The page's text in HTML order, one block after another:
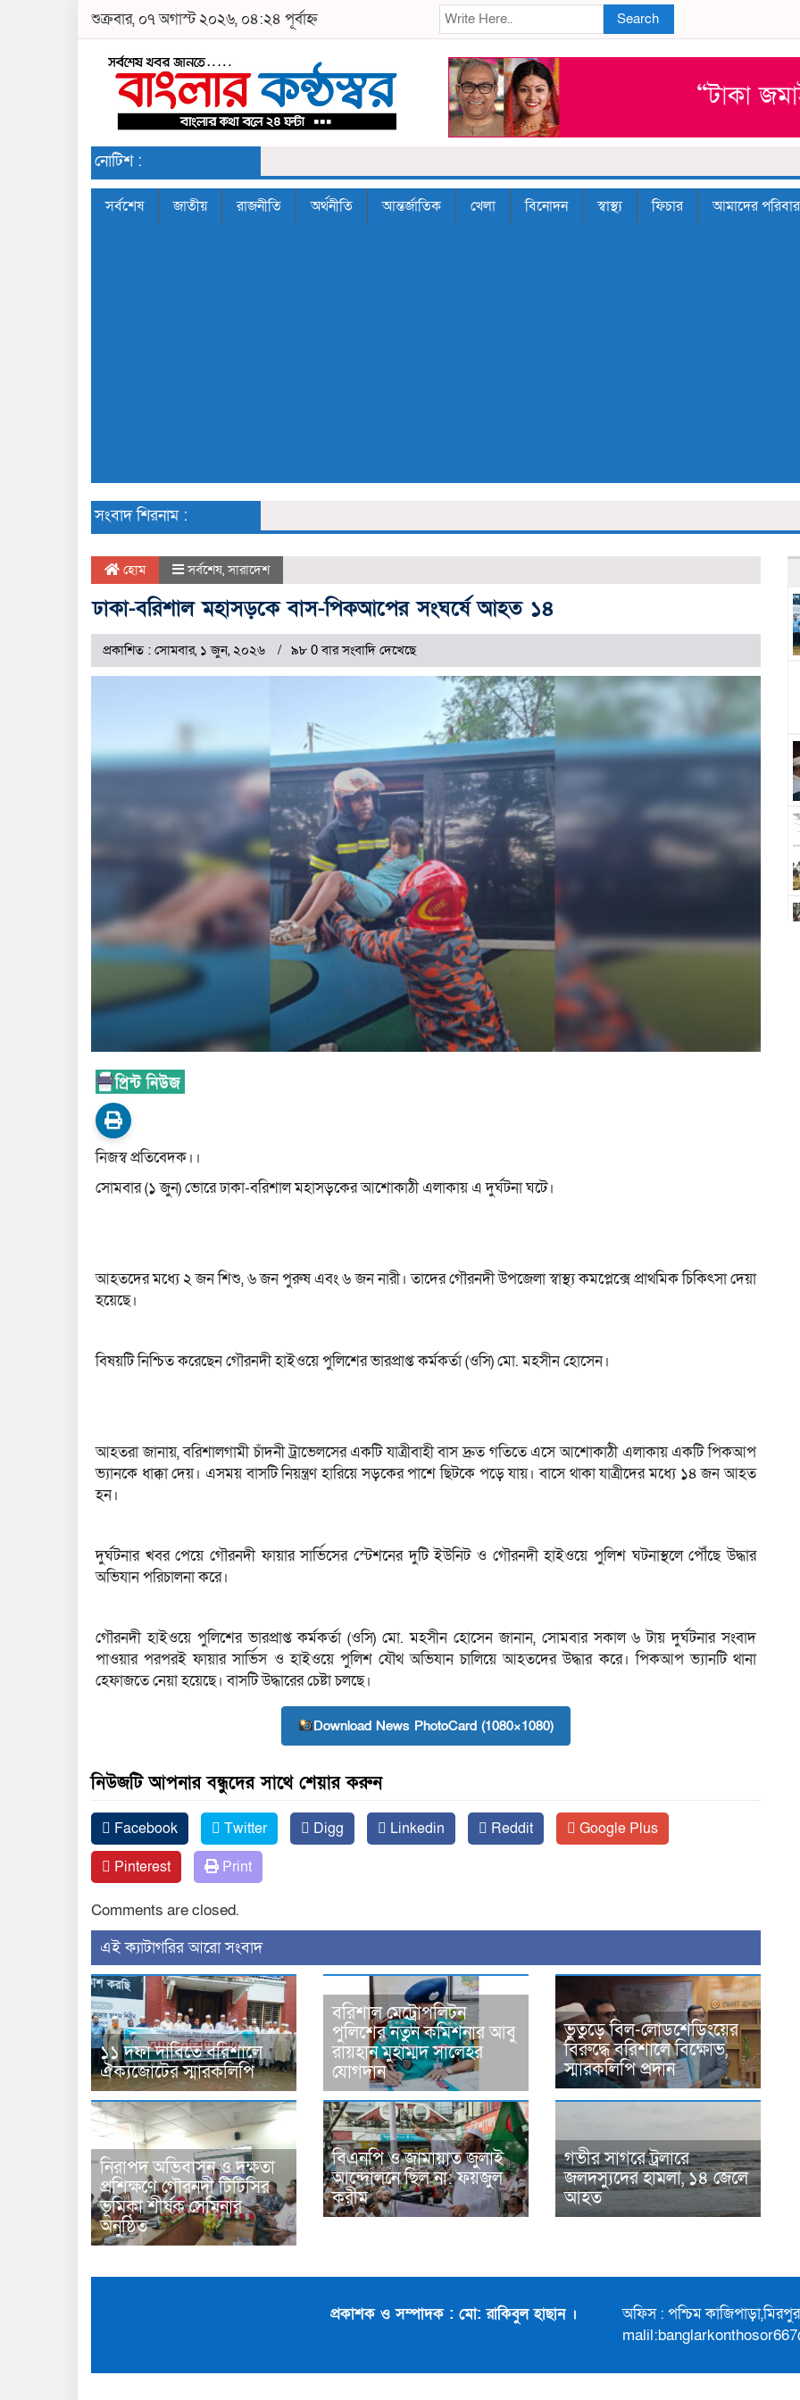
শুক্রবার, ০৭ অগাস্ট ২০২৬, ০৪:২৪ পূর্বাহ্ন Search
নোটিশ :
সর্বশেষ জাতীয় রাজনীতি অর্থনীতি আন্তর্জাতিক খেলা বিনোদন স্বাস্থ্য ফিচার আমাদের পরিবার
সংবাদ শিরনাম :
হোম সর্বশেষ,সারাদেশ
ঢাকা-বরিশাল মহাসড়কে বাস-পিকআপের সংঘর্ষে আহত ১৪
প্রকাশিত : সোমবার, ১ জুন, ২০২৬ ৯৮ 0 বার সংবাদি দেখেছে
নিজস্ব প্রতিবেদক।।
সোমবার (১ জুন) ভোরে ঢাকা-বরিশাল মহাসড়কের আশোকাঠী এলাকায় এ দুর্ঘটনা ঘটে।
আহতদের মধ্যে ২ জন শিশু, ৬ জন পুরুষ এবং ৬ জন নারী। তাদের গৌরনদী উপজেলা স্বাস্থ্য কমপ্লেক্সে প্র‍াথমিক চিকিৎসা দেয়া
হয়েছে।
বিষয়টি নিশ্চিত করেছেন গৌরনদী হাইওয়ে পুলিশের ভারপ্রাপ্ত কর্মকর্তা (ওসি) মো. মহসীন হোসেন।
আহতরা জানায়, বরিশালগামী চাঁদনী ট্রাভেলসের একটি যাত্রীবাহী বাস দ্রুত গতিতে এসে আশোকাঠী এলাকায় একটি পিকআপ
ভ্যানকে ধাক্কা দেয়। এসময় বাসটি নিয়ন্ত্রণ হারিয়ে সড়কের পাশে ছিটকে পড়ে যায়। বাসে থাকা যাত্রীদের মধ্যে ১৪ জন আহত
হন।
দুর্ঘটনার খবর পেয়ে গৌরনদী ফায়ার সার্ভিসের স্টেশনের দুটি ইউনিট ও গৌরনদী হাইওয়ে পুলিশ ঘটনাস্থলে পৌঁছে উদ্ধার
অভিযান পরিচালনা করে।
গৌরনদী হাইওয়ে পুলিশের ভারপ্রাপ্ত কর্মকর্তা (ওসি) মো. মহসীন হোসেন জানান, সোমবার সকাল ৬ টায় দুর্ঘটনার সংবাদ
পাওয়ার পরপরই ফায়ার সার্ভিস ও হাইওয়ে পুলিশ যৌথ অভিযান চালিয়ে আহতদের উদ্ধার করে। পিকআপ ভ্যানটি থানা
হেফাজতে নেয়া হয়েছে। বাসটি উদ্ধারের চেষ্টা চলছে।
Download News PhotoCard (1080×1080)
নিউজটি আপনার বন্ধুদের সাথে শেয়ার করুন
Facebook Twitter Digg Linkedin Reddit
Google Plus
Pinterest
Print
Comments are closed.
‍এই ক্যাটাগরির ‍আরো সংবাদ
১১ দফা দাবিতে বরিশালে
ঐক্যজোটের স্মারকলিপি
বরিশাল মেট্রোপলিটন
পুলিশের নতুন কমিশনার আবু
রায়হান মুহাম্মদ সালেহর
যোগদান
ভুতুড়ে বিল-লোডশেডিংয়ের
বিরুদ্ধে বরিশালে বিক্ষোভ,
স্মারকলিপি প্রদান
নিরাপদ অভিবাসন ও দক্ষতা
প্রশিক্ষণে গৌরনদী টিটিসির
ভূমিকা শীর্ষক সেমিনার
অনুষ্ঠিত
বিএনপি ও জামায়াত জুলাই
আন্দোলনে ছিল না: ফয়জুল
করীম
গভীর সাগরে ট্রলারে
জলদস্যুদের হামলা, ১৪ জেলে
আহত
প্রকাশক ও সম্পাদক : মো: রাকিবুল হাছান ।
অফিস : পশ্চিম